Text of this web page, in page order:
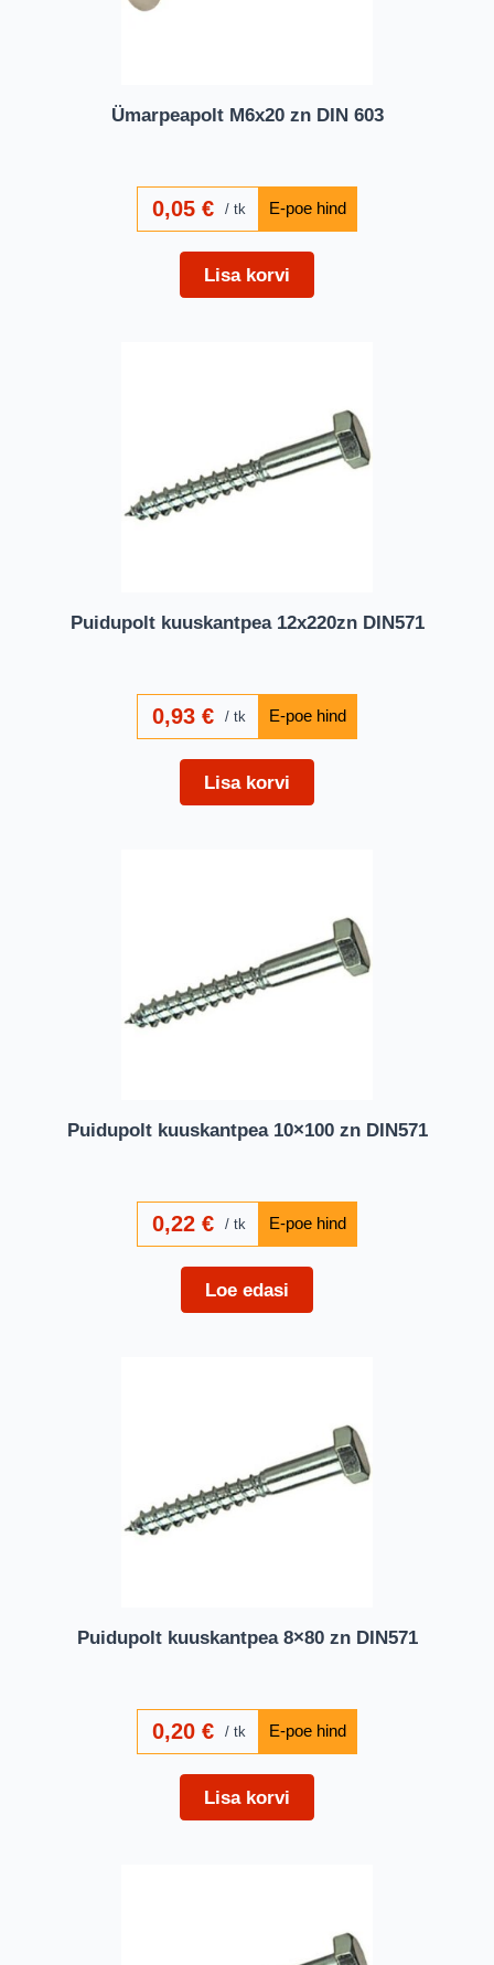
Ümarpeapolt M6x20 zn DIN 603
0,05€ tk
Lisa korvi
Puidupolt kuuskantpea 12x220zn DIN571
0,93€ tk
Lisa korvi
Puidupolt kuuskantpea 10×100 zn DIN571
0,22€ tk
Loe edasi
Puidupolt kuuskantpea 8×80 zn DIN571
0,20€ tk
Lisa korvi